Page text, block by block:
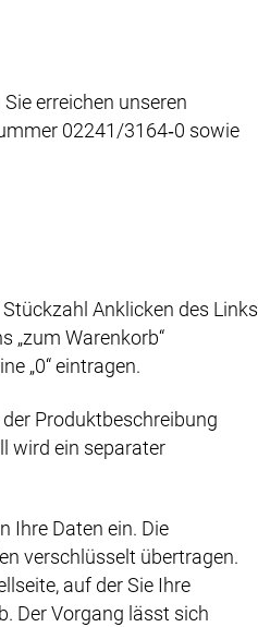
erreichen unseren
02241/3164‑0 sowie
Anklicken des Links
„zum Warenkorb“
„0“ eintragen.
Produktbeschreibung
wird ein separater
Ihre Daten ein. Die
verschlüsselt übertragen.
auf der Sie Ihre
Der Vorgang lässt sich